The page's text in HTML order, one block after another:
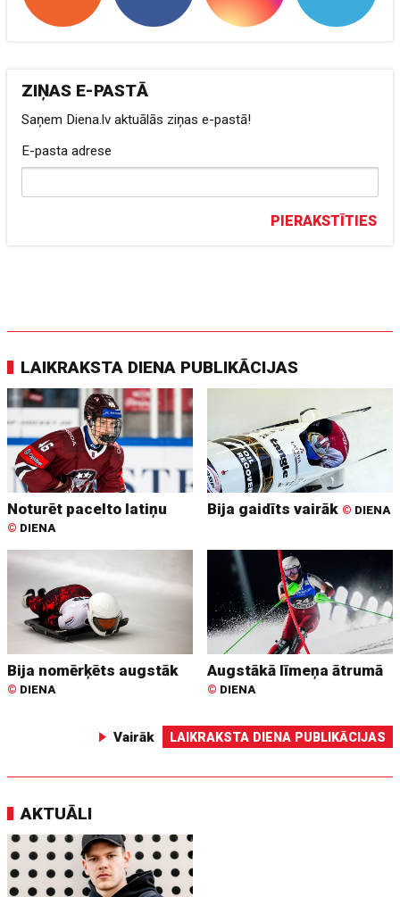
ZIŅAS E-PASTĀ
Saņem Diena.lv aktuālās ziņas e-pastā!
E-pasta adrese
PIERAKSTĪTIES
LAIKRAKSTA DIENA PUBLIKĀCIJAS
Noturēt pacelto latiņu
© DIENA
Bija gaidīts vairāk © DIENA
Bija nomērķēts augstāk
© DIENA
Augstākā līmeņa ātrumā
© DIENA
Vairāk LAIKRAKSTA DIENA PUBLIKĀCIJAS
AKTUĀLI